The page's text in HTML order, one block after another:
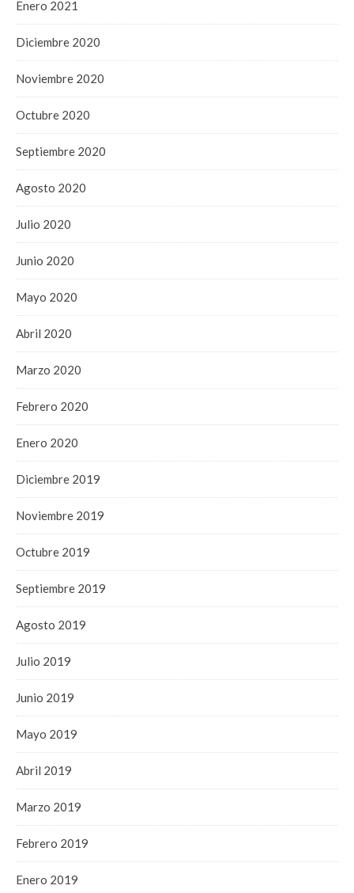
Enero 2021
Diciembre 2020
Noviembre 2020
Octubre 2020
Septiembre 2020
Agosto 2020
Julio 2020
Junio 2020
Mayo 2020
Abril 2020
Marzo 2020
Febrero 2020
Enero 2020
Diciembre 2019
Noviembre 2019
Octubre 2019
Septiembre 2019
Agosto 2019
Julio 2019
Junio 2019
Mayo 2019
Abril 2019
Marzo 2019
Febrero 2019
Enero 2019